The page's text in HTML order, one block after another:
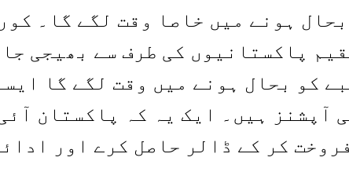
ہونے میں خاصا وقت لگے گا۔
پاکستانیوں کی طرف سے بھیجی
کو بحال ہونے میں وقت لگے گا
آپشنز ہیں۔ ایک یہ کہ پاکستان
کر کے ڈالر حاصل کرے اور